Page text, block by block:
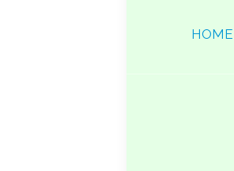
HOME